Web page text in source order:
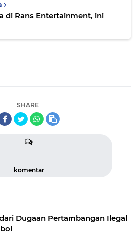
di Rans Entertainment, ini
SHARE
komentar
Dugaan Pertambangan Ilegal